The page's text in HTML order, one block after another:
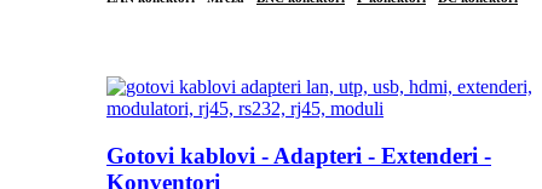
Gotovi kablovi - Adapteri - Extenderi -
Konventori